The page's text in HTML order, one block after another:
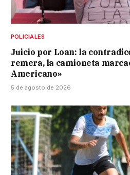
POLICIALES
Juicio por Loan: la
remera, la camioneta
Americano»
5 de agosto de 2026